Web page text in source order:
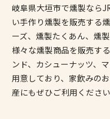
岐阜県大垣市で燻製なら
い手作り燻製を販売する
ーズ、燻製たくあん、燻
様々な燻製商品を販売す
ンド、カシューナッツ、
用意しており、家飲みの
産にもぜひご利用ください